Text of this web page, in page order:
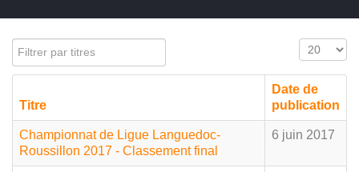
Filtrer par titres Affichage
Titre
Date de
publication
Championnat de Ligue Languedoc-
Roussillon 2017 - Classement final
6 juin 2017